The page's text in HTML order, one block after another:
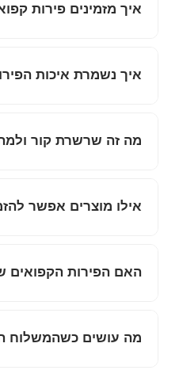
איך מזמינים פירות
איך נשמרת איכות
מה זה שרשרת קור
אילו מוצרים אפשר
האם הפירות הקפואים
מה עושים כשהמשלוח